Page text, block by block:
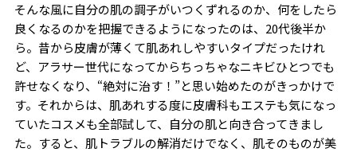
そんな風に自分の肌の調子がいつくずれるのか、何をしたら
良くなるのかを把握できるようになったのは、20代後半か
ら。昔から皮膚が薄くて肌あれしやすいタイプだったけれ
ど、アラサー世代になってからちっちゃなニキビひとつでも
許せなくなり、“絶対に治す！”と思い始めたのがきっかけで
す。それからは、肌あれする度に皮膚科もエステも気になっ
ていたコスメも全部試して、自分の肌と向き合ってきまし
た。すると、肌トラブルの解消だけでなく、肌そのものが美